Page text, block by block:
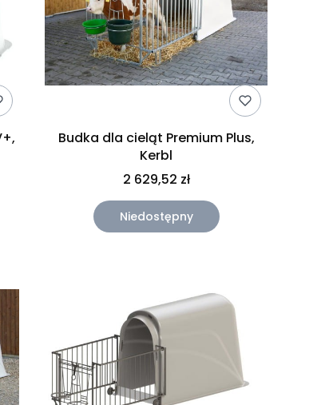
Budka dla cieląt Premium Plus,
Kerbl
2 629,52 zł
Niedostępny